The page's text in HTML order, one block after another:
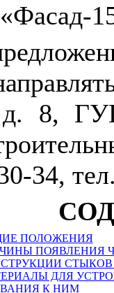
8,
34,
ПОЛОЖЕНИЯ
ПОЯВЛЕНИЯ
ДЛЯ
К НИМ